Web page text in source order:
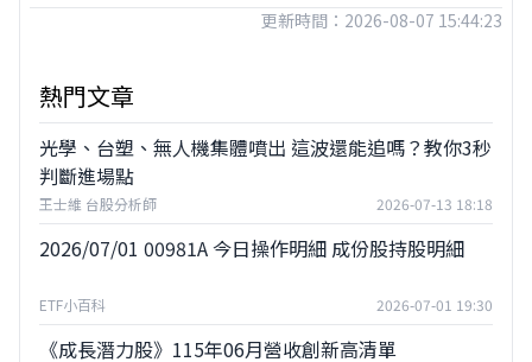
更新時間：2026-08-07 15:44:23
熱門文章
光學、台塑、無人機集體噴出 這波還能追嗎？教你3秒
判斷進場點
王士維 台股分析師 2026-07-13 18:18
2026/07/01 00981A 今日操作明細 成份股持股明細
ETF小百科 2026-07-01 19:30
《成長潛力股》115年06月營收創新高清單